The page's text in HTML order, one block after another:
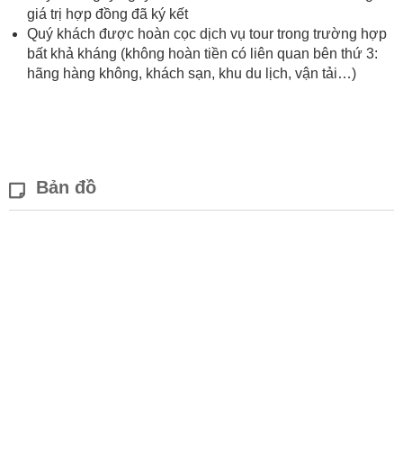
giá trị hợp đồng đã ký kết
Quý khách được hoàn cọc dịch vụ tour trong trường hợp
bất khả kháng (không hoàn tiền có liên quan bên thứ 3:
hãng hàng không, khách sạn, khu du lịch, vận tải…)
Bản đồ